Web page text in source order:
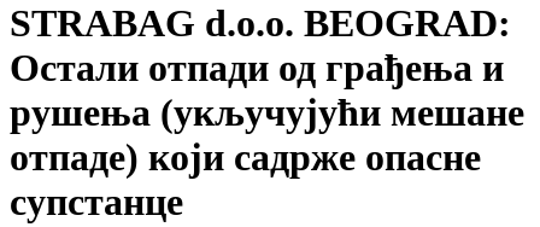
STRABAG d.o.o. BEOGRAD:
Остали отпади од грађења и
рушења (укључујући мешане
отпаде) који садрже опасне
супстанце